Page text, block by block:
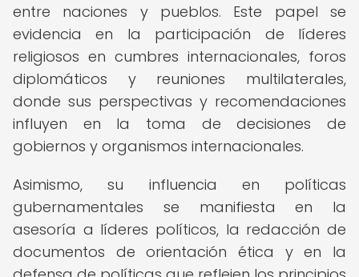
entre naciones y pueblos. Este papel se
evidencia en la participación de líderes
religiosos en cumbres internacionales, foros
diplomáticos y reuniones multilaterales,
donde sus perspectivas y recomendaciones
influyen en la toma de decisiones de
gobiernos y organismos internacionales.
Asimismo, su influencia en políticas
gubernamentales se manifiesta en la
asesoría a líderes políticos, la redacción de
documentos de orientación ética y en la